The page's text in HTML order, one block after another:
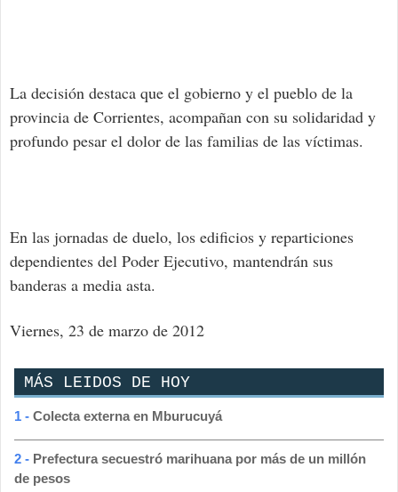
La decisión destaca que el gobierno y el pueblo de la
provincia de Corrientes, acompañan con su solidaridad y
profundo pesar el dolor de las familias de las víctimas.
En las jornadas de duelo, los edificios y reparticiones
dependientes del Poder Ejecutivo, mantendrán sus
banderas a media asta.
Viernes, 23 de marzo de 2012
MÁS LEIDOS DE HOY
1 - Colecta externa en Mburucuyá
2 - Prefectura secuestró marihuana por más de un millón
de pesos